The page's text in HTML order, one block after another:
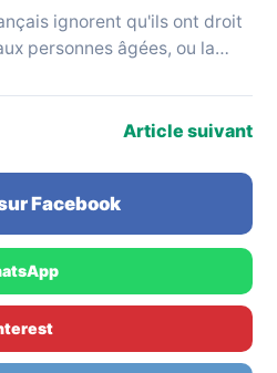
ignorent qu'ils ont droit
personnes âgées, ou la
Article suivant
Facebook